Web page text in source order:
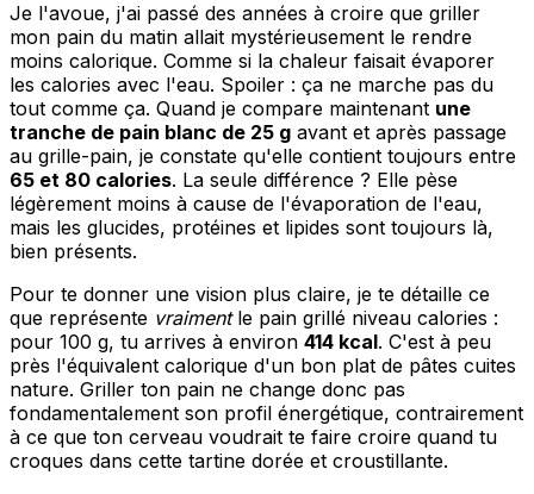
Je l'avoue, j'ai passé des années à croire que griller
mon pain du matin allait mystérieusement le rendre
moins calorique. Comme si la chaleur faisait évaporer
les calories avec l'eau. Spoiler : ça ne marche pas du
tout comme ça. Quand je compare maintenant une
tranche de pain blanc de 25 g avant et après passage
au grille-pain, je constate qu'elle contient toujours entre
65 et 80 calories. La seule différence ? Elle pèse
légèrement moins à cause de l'évaporation de l'eau,
mais les glucides, protéines et lipides sont toujours là,
bien présents.
Pour te donner une vision plus claire, je te détaille ce
que représente vraimentle pain grillé niveau calories :
pour 100 g, tu arrives à environ 414 kcal. C'est à peu
près l'équivalent calorique d'un bon plat de pâtes cuites
nature. Griller ton pain ne change donc pas
fondamentalement son profil énergétique, contrairement
à ce que ton cerveau voudrait te faire croire quand tu
croques dans cette tartine dorée et croustillante.